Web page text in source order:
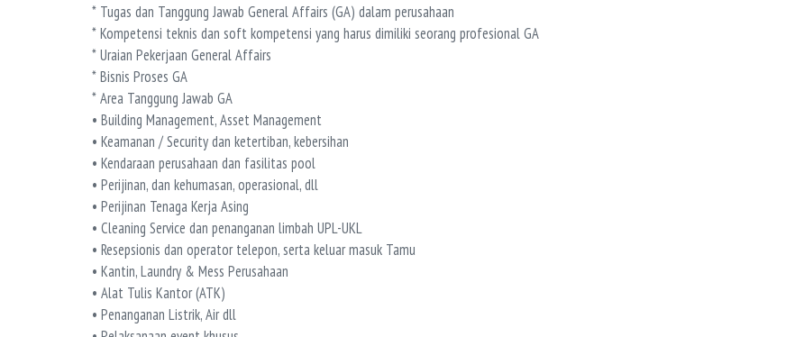
* Tugas dan Tanggung Jawab General Affairs (GA) dalam perusahaan
* Kompetensi teknis dan soft kompetensi yang harus dimiliki seorang profesional GA
* Uraian Pekerjaan General Affairs
* Bisnis Proses GA
* Area Tanggung Jawab GA
• Building Management, Asset Management
• Keamanan / Security dan ketertiban, kebersihan
• Kendaraan perusahaan dan fasilitas pool
• Perijinan, dan kehumasan, operasional, dll
• Perijinan Tenaga Kerja Asing
• Cleaning Service dan penanganan limbah UPL-UKL
• Resepsionis dan operator telepon, serta keluar masuk Tamu
• Kantin, Laundry & Mess Perusahaan
• Alat Tulis Kantor (ATK)
• Penanganan Listrik, Air dll